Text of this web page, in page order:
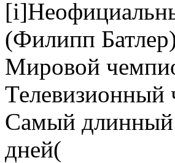
(Филипп
Мировой
Самый длинный
дней(